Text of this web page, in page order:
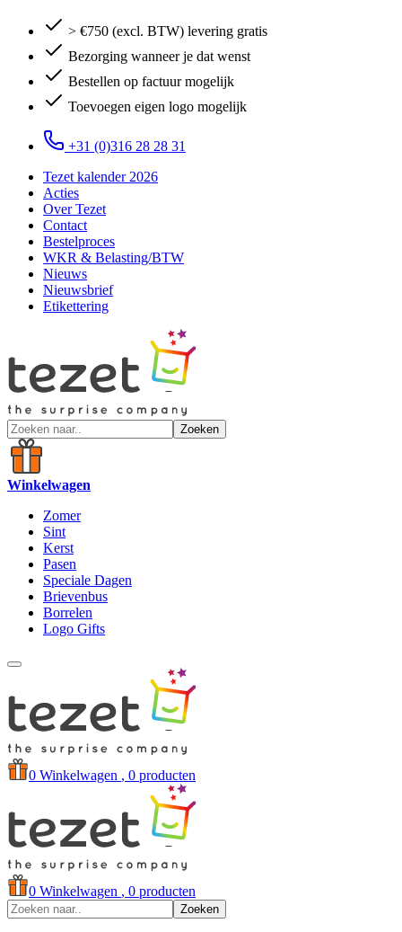
> €750 (excl. BTW) levering gratis
Bezorging wanneer je dat wenst
Bestellen op factuur mogelijk
Toevoegen eigen logo mogelijk
+31 (0)316 28 28 31
Tezet kalender 2026
Acties
Over Tezet
Contact
Bestelproces
WKR & Belasting/BTW
Nieuws
Nieuwsbrief
Etikettering
Zoeken
Winkelwagen
Zomer
Sint
Kerst
Pasen
Speciale Dagen
Brievenbus
Borrelen
Logo Gifts
0 Winkelwagen , 0 producten
0 Winkelwagen , 0 producten
Zoeken